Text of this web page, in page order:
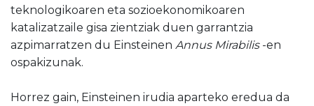
teknologikoaren eta sozioekonomikoaren
katalizatzaile gisa zientziak duen garrantzia
azpimarratzen du Einsteinen Annus Mirabilis -en
ospakizunak.
Horrez gain, Einsteinen irudia aparteko eredua da